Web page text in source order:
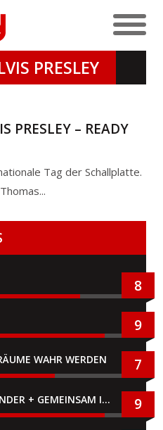
PRESLEY
PRESLEY – READY
Tag der Schallplatte.
8
9
WAHR WERDEN 7
SUPER MARIO BROS. WONDER + GEMEINSAM IM BELLABEL-PARK 9